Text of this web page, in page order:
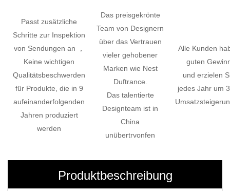
Passt zusätzliche
Schritte zur Inspektion
von Sendungen an ，
Keine wichtigen
Qualitätsbeschwerden
für Produkte, die in 9
aufeinanderfolgenden
Jahren produziert
werden
Das preisgekrönte
Team von Designern
über das Vertrauen
vieler gehobener
Marken wie Nest
Duftrance.
Das talentierte
Designteam ist in
China
unübertrvonfen
Alle Kunden
guten
und erzielen
jedes Jahr um
Produktbeschreibung